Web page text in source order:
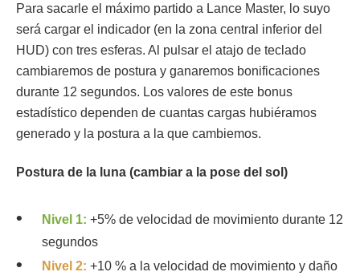
Para sacarle el máximo partido a Lance Master, lo suyo
será cargar el indicador (en la zona central inferior del
HUD) con tres esferas. Al pulsar el atajo de teclado
cambiaremos de postura y ganaremos bonificaciones
durante 12 segundos. Los valores de este bonus
estadístico dependen de cuantas cargas hubiéramos
generado y la postura a la que cambiemos.
Postura de la luna (cambiar a la pose del sol)
Nivel 1: +5% de velocidad de movimiento durante 12
segundos
Nivel 2: +10 % a la velocidad de movimiento y daño